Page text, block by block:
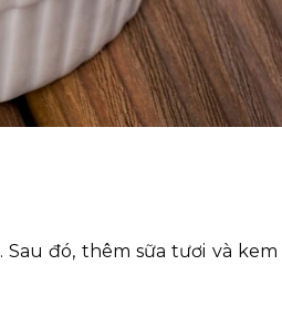
đó, thêm sữa tươi và kem